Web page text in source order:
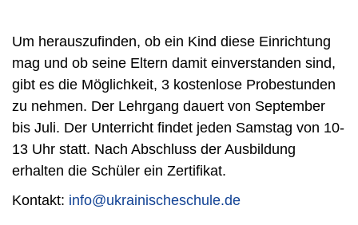
Um herauszufinden, ob ein Kind diese Einrichtung
mag und ob seine Eltern damit einverstanden sind,
gibt es die Möglichkeit, 3 kostenlose Probestunden
zu nehmen. Der Lehrgang dauert von September
bis Juli. Der Unterricht findet jeden Samstag von 10-
13 Uhr statt. Nach Abschluss der Ausbildung
erhalten die Schüler ein Zertifikat.
Kontakt: info@ukrainischeschule.de